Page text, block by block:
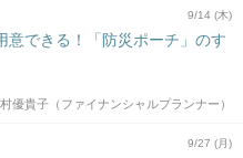
9/14 (木)
意できる！「防災ポーチ」のす
優貴子（ファイナンシャルプランナー）
9/27 (月)